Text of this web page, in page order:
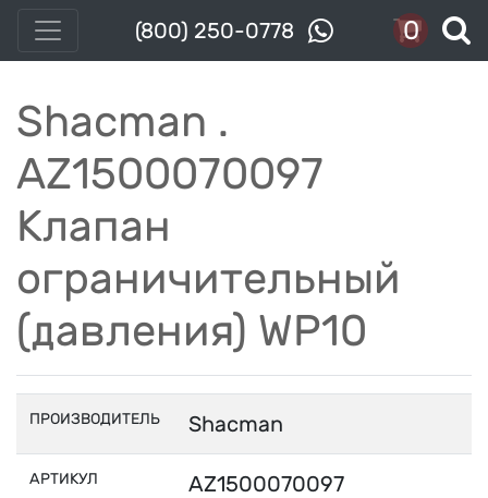
(800) 250-0778 0
Shacman .
AZ1500070097
Клапан
ограничительный
(давления) WP10
ПРОИЗВОДИТЕЛЬ Shacman
АРТИКУЛ AZ1500070097